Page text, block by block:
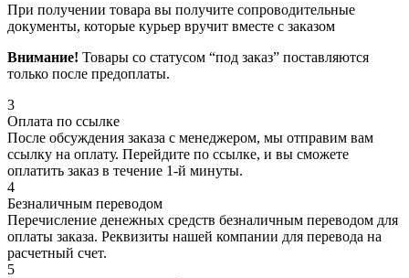
При получении товара вы получите сопроводительные
документы, которые курьер вручит вместе с заказом
Внимание! Товары со статусом “под заказ” поставляются
только после предоплаты.
3
Оплата по ссылке
После обсуждения заказа с менеджером, мы отправим вам
ссылку на оплату. Перейдите по ссылке, и вы сможете
оплатить заказ в течение 1-й минуты.
4
Безналичным переводом
Перечисление денежных средств безналичным переводом для
оплаты заказа. Реквизиты нашей компании для перевода на
расчетный счет.
5